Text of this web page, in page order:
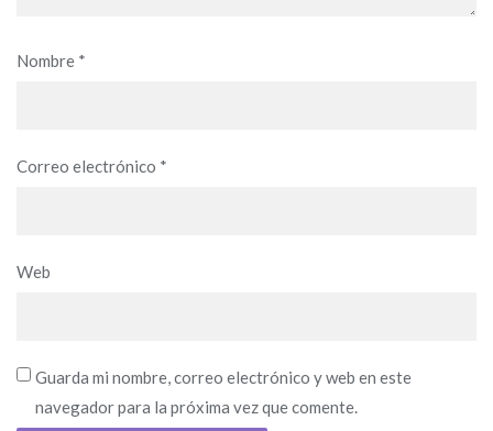
Nombre *
Correo electrónico *
Web
Guarda mi nombre, correo electrónico y web en este
navegador para la próxima vez que comente.